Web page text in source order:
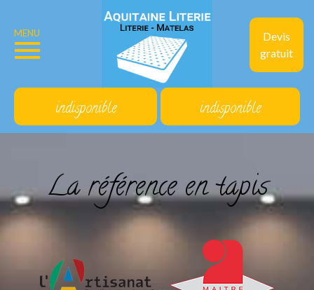
Devis
gratuit
MENU
indisponible indisponible
La référence en tapis